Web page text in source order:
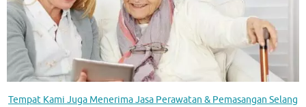
Tempat Kami Juga Menerima Jasa Perawatan & Pemasangan Selang